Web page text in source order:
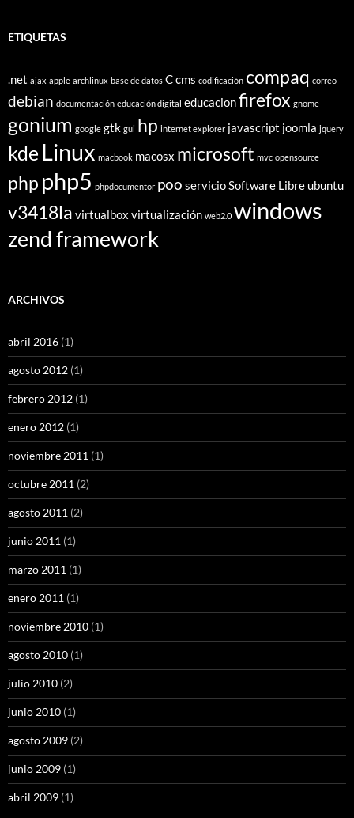
ETIQUETAS
.net ajax apple archlinux base de datos Ccms codificación compaq correo
debian documentación educación digital educacionfirefox gnome
gonium google gtk gui hp internet explorer javascript joomla jquery
kde Linux macbook macosx microsoft mvc opensource
php php5 phpdocumentor poo servicioSoftware Libre ubuntu
v3418la virtualbox virtualización web2.0 windows
zend framework
ARCHIVOS
abril 2016 (1)
agosto 2012 (1)
febrero 2012 (1)
enero 2012 (1)
noviembre 2011 (1)
octubre 2011 (2)
agosto 2011 (2)
junio 2011 (1)
marzo 2011 (1)
enero 2011 (1)
noviembre 2010 (1)
agosto 2010 (1)
julio 2010 (2)
junio 2010 (1)
agosto 2009 (2)
junio 2009 (1)
abril 2009 (1)